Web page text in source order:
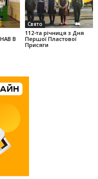
В
Свято
112-та річниця з Дня
Першої Пластової
Присяги